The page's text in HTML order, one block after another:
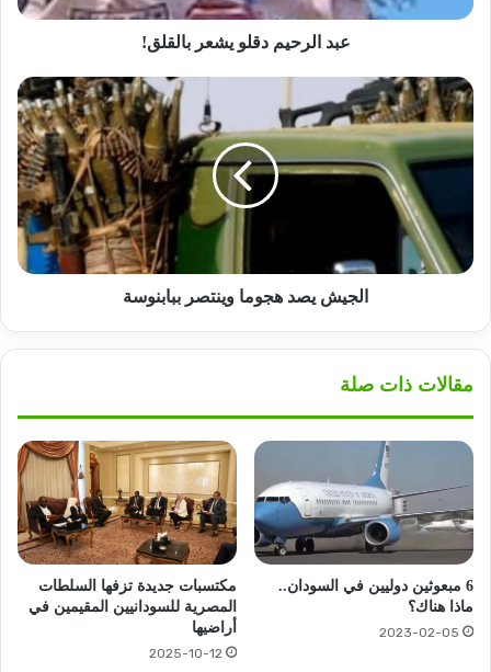
عبد الرحيم دقلو يشعر بالقلق!
الجيش
يصد
هجوما
وينتصر
الجيش يصد هجوما وينتصر ببابنوسة
مقالات ذات صلة
6 مبعوثين دوليين في السودان..
ماذا هناك؟
2023-02-05
مكتسبات جديدة تزفها السلطات
المصرية للسودانيين المقيمين في
أراضيها
2025-10-12